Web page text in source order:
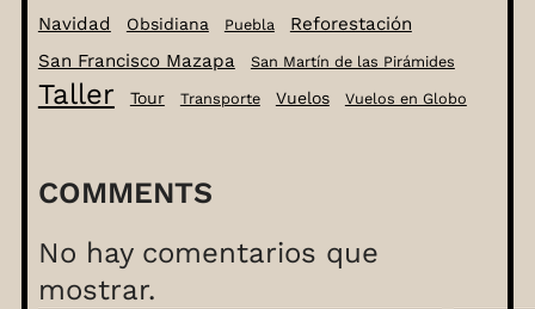
Navidad Obsidiana Puebla
Reforestación
San Francisco Mazapa
San Martín de las Pirámides
Taller Tour Transporte Vuelos Vuelos en Globo
COMMENTS
No hay comentarios que
mostrar.